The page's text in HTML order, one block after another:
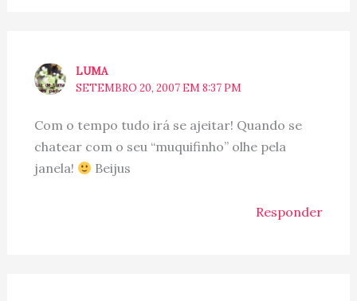
LUMA
SETEMBRO 20, 2007 EM 8:37 PM
Com o tempo tudo irá se ajeitar! Quando se
chatear com o seu “muquifinho” olhe pela
janela!
Beijus
Responder